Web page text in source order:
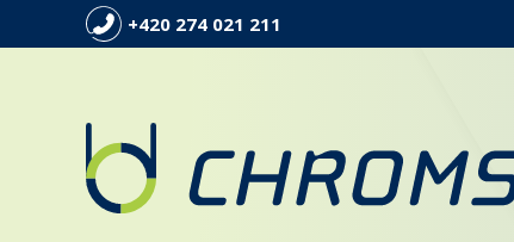
+420 274 021 211